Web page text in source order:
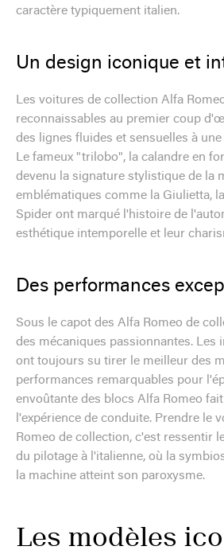
caractère typiquement italien.
Un design iconique et
Les voitures de collection Alfa
reconnaissables au premier coup
des lignes fluides et sensuelles à
Le fameux "trilobo", la calandre en
devenu la signature stylistique de la
emblématiques comme la Giulietta,
Spider ont marqué l'histoire de
esthétique intemporelle et leur
Des performances
Sous le capot des Alfa Romeo de
des mécaniques passionnantes. Les
ont toujours su tirer le meilleur des
performances remarquables pour
envoûtante des blocs Alfa Romeo
l'expérience de conduite. Prendre le
Romeo de collection, c'est ressentir
du pilotage à l'italienne, où la
la machine atteint son paroxysme.
Les modèles